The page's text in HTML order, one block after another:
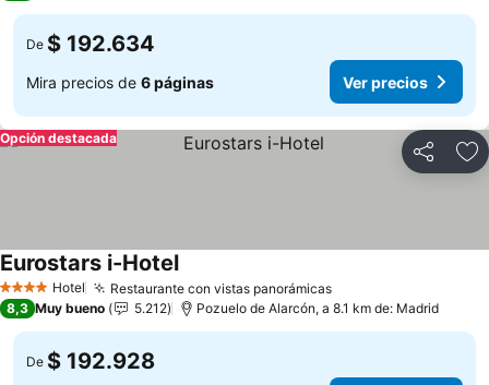
De $ 192.634
Mira precios de 6 páginas Ver precios
Compartir
Opción destacada
4 EstrellasHotel Restaurante con vistas panorámicasVer precios
Eurostars i-HotelVer precios
8,3 Muy bueno 5.212 Pozuelo de Alarcón, a 8.1 km de: Madrid
De $ 192.928